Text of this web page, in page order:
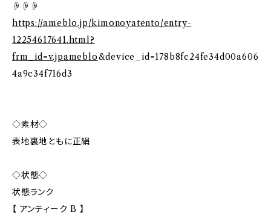
☟☟☟
https://ameblo.jp/kimonoyatento/entry-
12254617641.html?
frm_id=v.jpameblo&device_id=178b8fc24fe34d00a606
4a9c34f716d3
◇素材◇
表地裏地ともに正絹
◇状態◇
状態ランク
【 アンティーク B 】